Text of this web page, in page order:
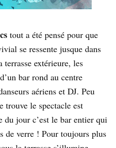
tout a été pensé pour que
se ressente jusque dans
extérieure, les
bar rond au centre
aériens et DJ. Peu
trouve le spectacle est
jour c’est le bar entier qui
de verre ! Pour toujours plus